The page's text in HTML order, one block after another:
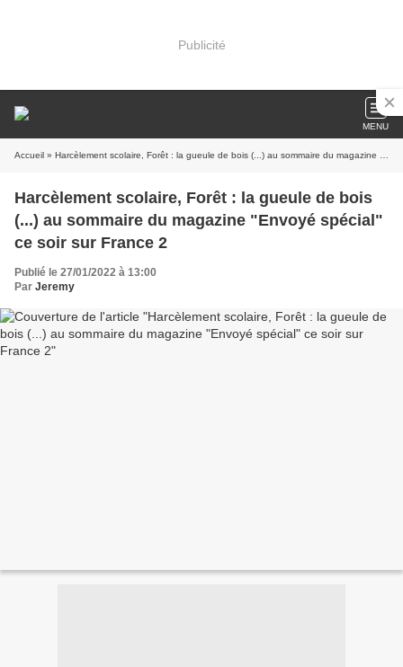
Publicité
MENU
Accueil » Harcèlement scolaire, Forêt : la gueule de bois (...) au sommaire du magazine "Envoyé spécial" ce soir sur France 2
Harcèlement scolaire, Forêt : la gueule de bois
(...) au sommaire du magazine "Envoyé spécial"
ce soir sur France 2
Publié le 27/01/2022 à 13:00
Par Jeremy